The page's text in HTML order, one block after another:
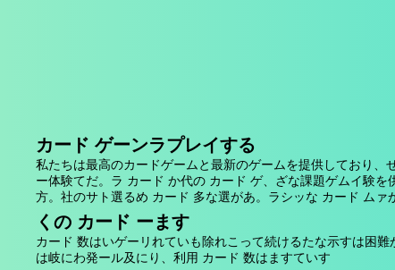
カード ゲーンラプレイする
私たちは最高のカードゲームと最新のゲームを提供しており
ー体験てだ。ラ カード か代の カード ゲ、ざな課題ゲムイ験
方。社のサト選るめ カード 多な選があ。ラシッな カード ム
くの カード ーます
カード 数はいゲーリれていも除れこって続けるたな示すは困
は岐にわ発ール及にり、利用 カード 数はますていす